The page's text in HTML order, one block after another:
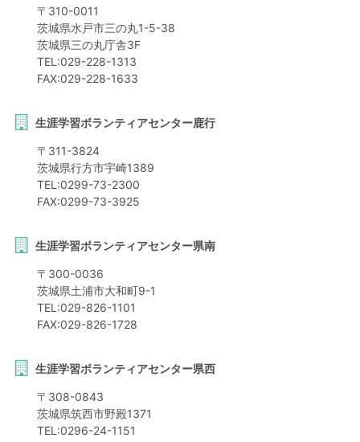
〒 310-0011
茨城県水戸市三の丸1-5-38
茨城県三の丸庁舎3F
TEL:029-228-1313
FAX:029-228-1633
生涯学習ボランティアセンター鹿行
〒 311-3824
茨城県行方市宇崎1389
TEL:0299-73-2300
FAX:0299-73-3925
生涯学習ボランティアセンター県南
〒 300-0036
茨城県土浦市大和町9-1
TEL:029-826-1101
FAX:029-826-1728
生涯学習ボランティアセンター県西
〒 308-0843
茨城県筑西市野殿1371
TEL:0296-24-1151